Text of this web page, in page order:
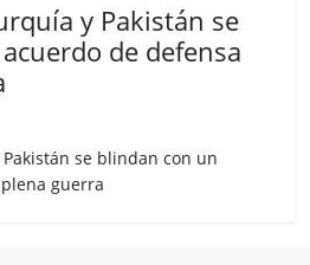
y Pakistán se
de defensa
se blindan con un
guerra